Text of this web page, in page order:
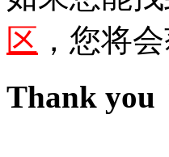
区 ，您将
Thank you